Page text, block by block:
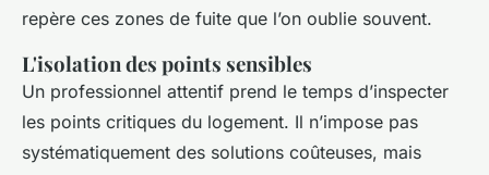
repère ces zones de fuite que l’on oublie souvent.
L'isolation des points sensibles
Un professionnel attentif prend le temps d’inspecter
les points critiques du logement. Il n’impose pas
systématiquement des solutions coûteuses, mais